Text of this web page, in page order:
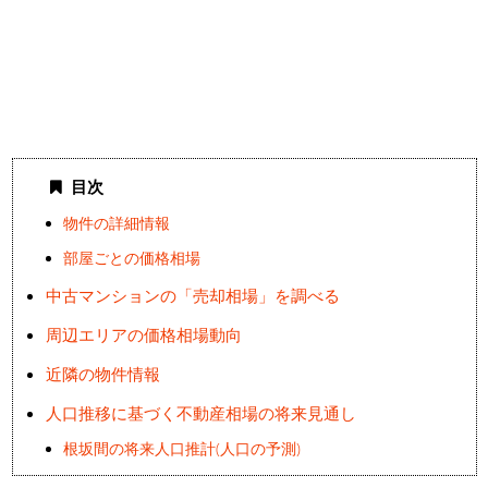
目次
物件の詳細情報
部屋ごとの価格相場
中古マンションの「売却相場」を調べる
周辺エリアの価格相場動向
近隣の物件情報
人口推移に基づく不動産相場の将来見通し
根坂間の将来人口推計(人口の予測)